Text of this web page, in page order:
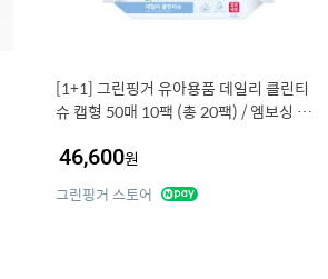
[1+1] 그린핑거 유아용품 데일리 클린티
슈 캡형 50매 10팩 (총 20팩) / 엠보싱 소
46,600원
그린핑거 스토어